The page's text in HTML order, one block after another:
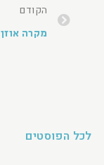
לכל הפוסטים
הקודם
מקרה אוזן